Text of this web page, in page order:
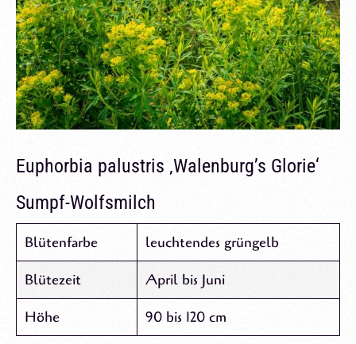
Euphorbia palustris ‚Walenburg’s Glorie‘
Sumpf-Wolfsmilch
Blütenfarbe
leuchtendes grüngelb
Blütezeit
April bis Juni
Höhe
90 bis 120 cm